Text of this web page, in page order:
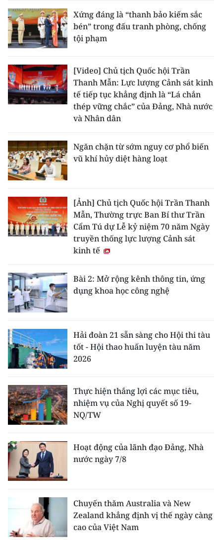
Xứng đáng là “thanh bảo kiếm sắc
bén” trong đấu tranh phòng, chống
tội phạm
[Video] Chủ tịch Quốc hội Trần
Thanh Mẫn: Lực lượng Cảnh sát kinh
tế tiếp tục khẳng định là “Lá chắn
thép vững chắc” của Đảng, Nhà nước
và Nhân dân
Ngăn chặn từ sớm nguy cơ phổ biến
vũ khí hủy diệt hàng loạt
[Ảnh] Chủ tịch Quốc hội Trần Thanh
Mẫn, Thường trực Ban Bí thư Trần
Cẩm Tú dự Lễ kỷ niệm 70 năm Ngày
truyền thống lực lượng Cảnh sát
kinh tế
Bài 2: Mở rộng kênh thông tin, ứng
dụng khoa học công nghệ
Hải đoàn 21 sẵn sàng cho Hội thi tàu
tốt - Hội thao huấn luyện tàu năm
2026
Thực hiện thắng lợi các mục tiêu,
nhiệm vụ của Nghị quyết số 19-
NQ/TW
Hoạt động của lãnh đạo Đảng, Nhà
nước ngày 7/8
Chuyến thăm Australia và New
Zealand khẳng định vị thế ngày càng
cao của Việt Nam